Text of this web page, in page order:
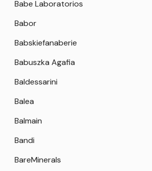
Babe Laboratorios
Babor
Babskiefanaberie
Babuszka Agafia
Baldessarini
Balea
Balmain
Bandi
BareMinerals